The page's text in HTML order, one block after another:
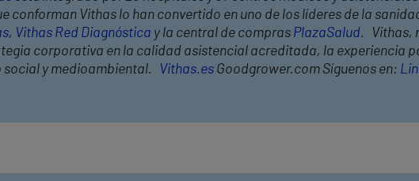
conforman Vithas lo han convertido en uno de los líderes de la
, Vithas Red Diagnóstica y la central de compras PlazaSalud. Vithas,
corporativa en la calidad asistencial acreditada, la experiencia
social y medioambiental.
Vithas.es Goodgrower.com Síguenos en: